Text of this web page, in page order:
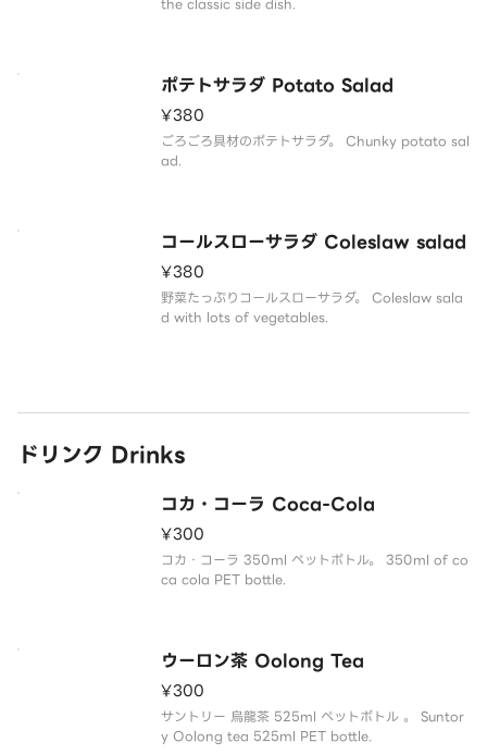
ポテトサラダ Potato Salad
¥380
ごろごろ具材のポテトサラダ。 Chunky potato sal
ad.
コールスローサラダ Coleslaw salad
¥380
野菜たっぷりコールスローサラダ。 Coleslaw sala
d with lots of vegetables.
ドリンク Drinks
コカ・コーラ Coca-Cola
¥300
コカ・コーラ 350ml ペットボトル。 350ml of co
ca cola PET bottle.
ウーロン茶 Oolong Tea
¥300
サントリー 烏龍茶 525ml ペットボトル 。 Suntor
y Oolong tea 525ml PET bottle.